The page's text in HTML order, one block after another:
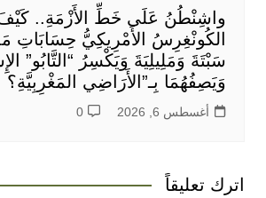
واشِنْطُنُ عَلَى خَطِّ الأَزْمَةِ..
الكُونْغِرِسُ الأَمْرِيكِيُّ حِسَابَاتِ
سَبْتَةَ وَمَلِيلِيَةَ وَيَكْسِرُ “التَّابُو”
وَيَصِفُهُمَا بِـ”الأَرَاضِي المَغْرِبِيَّةِ؟
أغسطس 6, 2026 0
اترك تعليقاً